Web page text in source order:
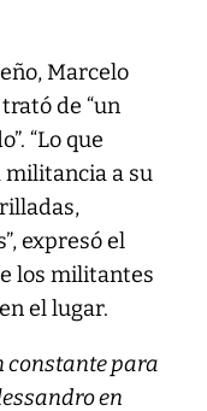
Marcelo
de “un
“Lo que
militancia a su
expresó el
los militantes
el lugar.
constante para
en